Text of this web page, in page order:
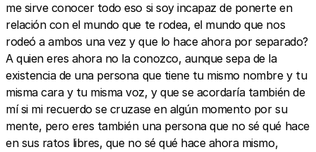
me sirve conocer todo eso si soy incapaz de ponerte en
relación con el mundo que te rodea, el mundo que nos
rodeó a ambos una vez y que lo hace ahora por separado?
A quien eres ahora no la conozco, aunque sepa de la
existencia de una persona que tiene tu mismo nombre y tu
misma cara y tu misma voz, y que se acordaría también de
mí si mi recuerdo se cruzase en algún momento por su
mente, pero eres también una persona que no sé qué hace
en sus ratos libres, que no sé qué hace ahora mismo,